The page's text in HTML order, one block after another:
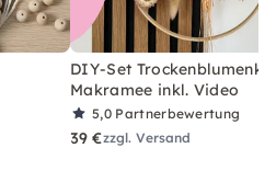
DIY-Set
Makramee inkl. Video
5,0 Partnerbewertung
39 €zzgl. Versand